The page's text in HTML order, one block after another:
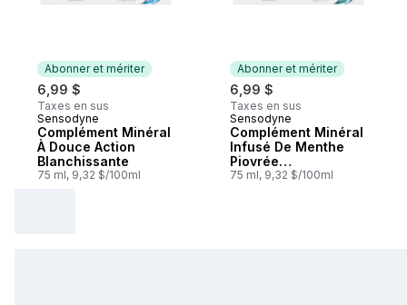
Abonner et mériter
6,99 $
Taxes en sus
Abonner et mériter
Sensodyne
Complément Minéral
À Douce Action
Blanchissante
75 ml, 9,32 $/100ml
Abonner et mériter
6,99 $
Taxes en sus
Abonner et mériter
Sensodyne
Complément Minéral
Infusé De Menthe
Piovrée
Rafraîchissante
75 ml, 9,32 $/100ml